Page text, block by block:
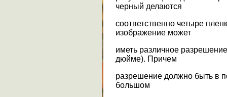
черный делаются
соответственно четыре
изображение может
иметь различное
дюйме). Причем
разрешение должно быть в
большом